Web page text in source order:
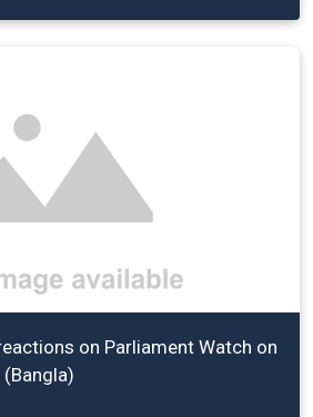
on Parliament Watch on